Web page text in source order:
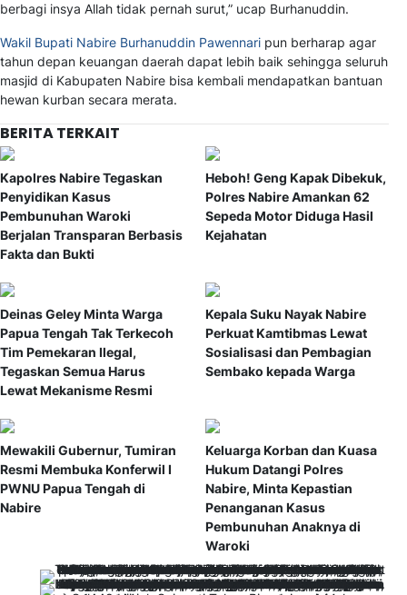
berbagi insya Allah tidak pernah surut,” ucap Burhanuddin.
Wakil Bupati Nabire Burhanuddin Pawennari pun berharap agar
tahun depan keuangan daerah dapat lebih baik sehingga seluruh
masjid di Kabupaten Nabire bisa kembali mendapatkan bantuan
hewan kurban secara merata.
BERITA TERKAIT
Kapolres Nabire Tegaskan
Penyidikan Kasus
Pembunuhan Waroki
Berjalan Transparan Berbasis
Fakta dan Bukti
Heboh! Geng Kapak Dibekuk,
Polres Nabire Amankan 62
Sepeda Motor Diduga Hasil
Kejahatan
Deinas Geley Minta Warga
Papua Tengah Tak Terkecoh
Tim Pemekaran Ilegal,
Tegaskan Semua Harus
Lewat Mekanisme Resmi
Kepala Suku Nayak Nabire
Perkuat Kamtibmas Lewat
Sosialisasi dan Pembagian
Sembako kepada Warga
Mewakili Gubernur, Tumiran
Resmi Membuka Konferwil I
PWNU Papua Tengah di
Nabire
Keluarga Korban dan Kuasa
Hukum Datangi Polres
Nabire, Minta Kepastian
Penanganan Kasus
Pembunuhan Anaknya di
Waroki